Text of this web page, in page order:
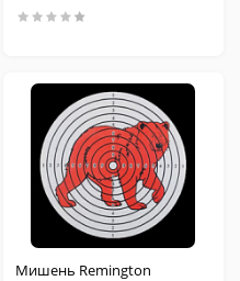
Мишень Remington